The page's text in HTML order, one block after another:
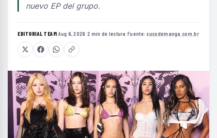
nuevo EP del grupo.
EDITORIAL TEAM·Aug 6, 2026 ·2 min de lectura ·Fuente: sucodemanga.com.br